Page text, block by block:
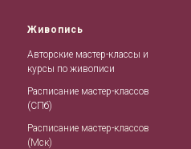
Живопись
Авторские мастер-классы и
курсы по живописи
Расписание мастер-классов
(СПб)
Расписание мастер-классов
(Мск)